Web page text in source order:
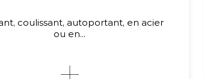
OCCULTATION